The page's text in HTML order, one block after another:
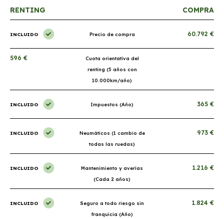
RENTING COMPRA
INCLUIDO Precio de compra 60.792 €
596 €
Cuota orientativa del
renting (5 años con
10.000km/año)
INCLUIDO Impuestos (Año) 365 €
INCLUIDO
Neumáticos (1 cambio de
todas las ruedas)
973 €
INCLUIDO
Mantenimiento y averías
(Cada 2 años)
1.216 €
INCLUIDO
Seguro a todo riesgo sin
franquicia (Año)
1.824 €